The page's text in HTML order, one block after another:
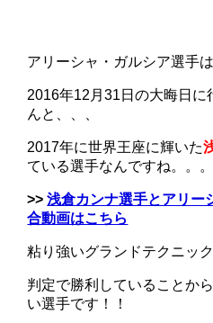
アリーシャ・ガルシア選手は
2016年12月31日の大晦日に
んと、、、
2017年に世界王座に輝いた
ている選手なんですね。。。
>> 浅倉カンナ選手とアリー
合動画はこちら
粘り強いグランドテクニック
判定で勝利していることか
い選手です！！